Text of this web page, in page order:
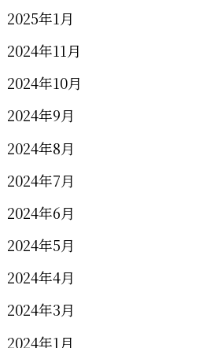
2025年1月
2024年11月
2024年10月
2024年9月
2024年8月
2024年7月
2024年6月
2024年5月
2024年4月
2024年3月
2024年1月